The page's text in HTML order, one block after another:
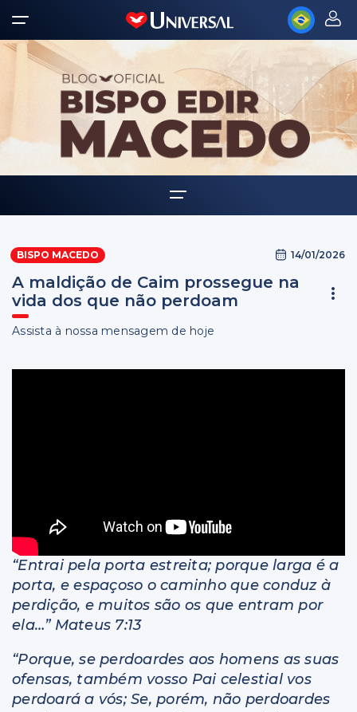
Biografia
Multimídia
Palavra Amiga
BISPO MACEDO 14/01/2026
A maldição de Caim prossegue na
vida dos que não perdoam
Assista à nossa mensagem de hoje
“Entrai pela porta estreita; porque larga é a
porta, e espaçoso o caminho que conduz à
perdição, e muitos são os que entram por
ela…” Mateus 7:13
“Porque, se perdoardes aos homens as suas
ofensas, também vosso Pai celestial vos
perdoará a vós; Se, porém, não perdoardes